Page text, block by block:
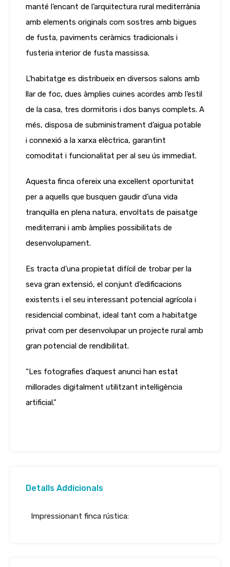
manté l’encant de l’arquitectura rural mediterrània
amb elements originals com sostres amb bigues
de fusta, paviments ceràmics tradicionals i
fusteria interior de fusta massissa.
L’habitatge es distribueix en diversos salons amb
llar de foc, dues àmplies cuines acordes amb l’estil
de la casa, tres dormitoris i dos banys complets. A
més, disposa de subministrament d’aigua potable
i connexió a la xarxa elèctrica, garantint
comoditat i funcionalitat per al seu ús immediat.
Aquesta finca ofereix una excel·lent oportunitat
per a aquells que busquen gaudir d’una vida
tranquil·la en plena natura, envoltats de paisatge
mediterrani i amb àmplies possibilitats de
desenvolupament.
Es tracta d’una propietat difícil de trobar per la
seva gran extensió, el conjunt d’edificacions
existents i el seu interessant potencial agrícola i
residencial combinat, ideal tant com a habitatge
privat com per desenvolupar un projecte rural amb
gran potencial de rendibilitat.
“Les fotografies d’aquest anunci han estat
millorades digitalment utilitzant intel·ligència
artificial.”
Detalls Addicionals
Impressionant finca rústica: